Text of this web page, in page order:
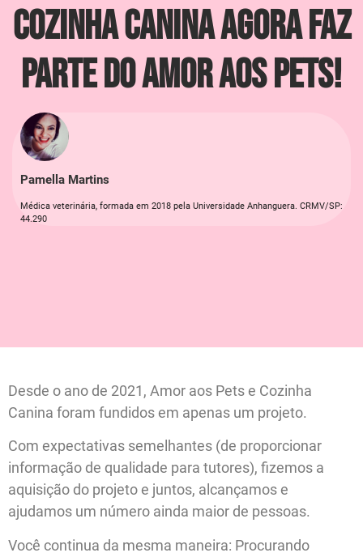
Cozinha Canina Agora Faz
Parte do Amor aos Pets!
Pamella Martins
Médica veterinária, formada em 2018 pela Universidade Anhanguera. CRMV/SP:
44.290
Desde o ano de 2021, Amor aos Pets e Cozinha
Canina foram fundidos em apenas um projeto.
Com expectativas semelhantes (de proporcionar
informação de qualidade para tutores), fizemos a
aquisição do projeto e juntos, alcançamos e
ajudamos um número ainda maior de pessoas.
Você continua da mesma maneira: Procurando